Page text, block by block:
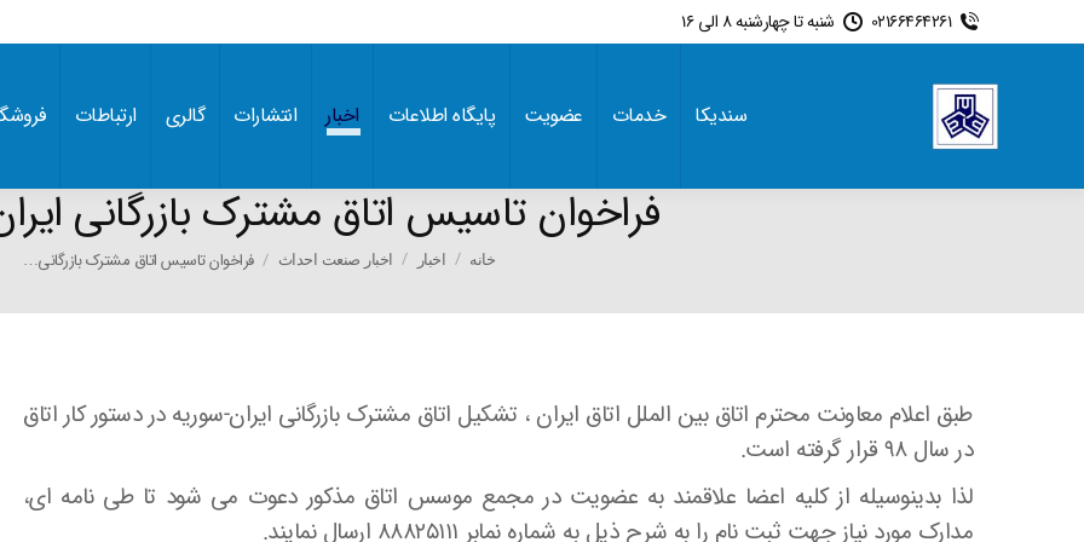
02166464261 شنبه تا چهارشنبه 8 الی 16
سندیکا خدمات عضویت پایگاه اطلاعات اخبار انتشارات گالری ارتباطات
فراخوان تاسیس اتاق مشترک بازرگانی
You are here:
خانه اخبار اخبار صنعت احداث فراخوان تاسیس اتاق مشترک بازرگانی…
طبق اعلام معاونت محترم اتاق بین الملل اتاق ایران ، تشکیل اتاق مشترک بازرگانی ایران-سوریه در دستور کار اتاق
در سال ۹۸ قرار گرفته است.
لذا بدینوسیله از کلیه اعضا علاقمند به عضویت در مجمع موسس اتاق مذکور دعوت می شود تا طی نامه ای،
مدارک مورد نیاز جهت ثبت نام را به شرح ذیل به شماره نمابر ۸۸۸۲۵۱۱۱ ارسال نمایند.